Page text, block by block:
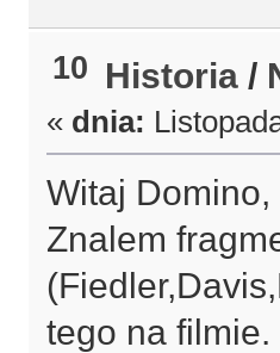
10 Historia /
« dnia:
Witaj Domino,
Znalem
tego na